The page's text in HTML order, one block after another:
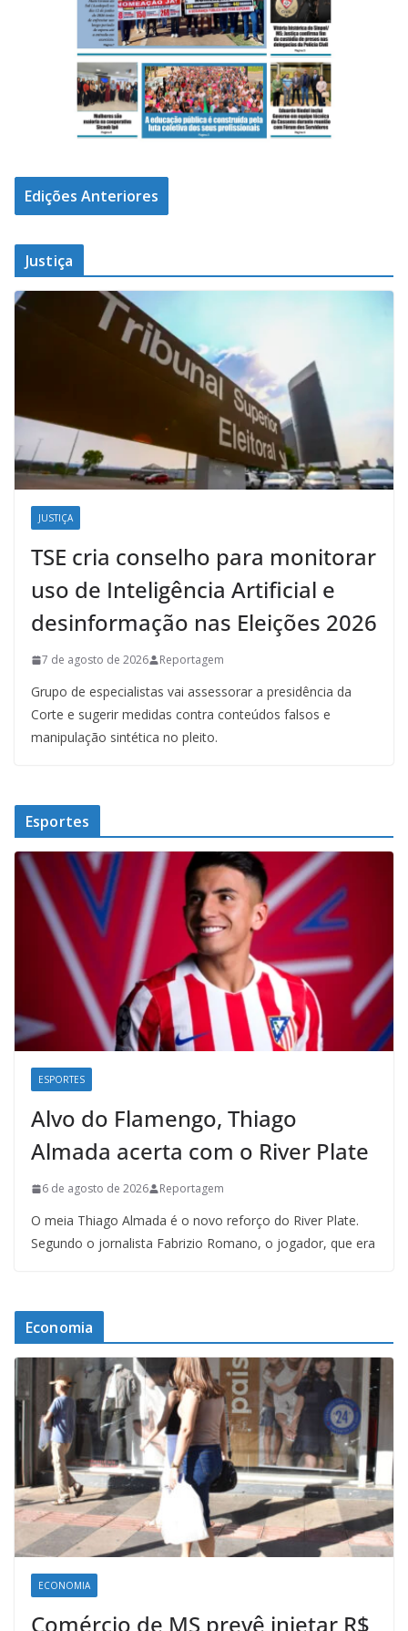
Edições Anteriores
Justiça
JUSTIÇA
TSE cria conselho para monitorar
uso de Inteligência Artificial e
desinformação nas Eleições 2026
7 de agosto de 2026 Reportagem
Grupo de especialistas vai assessorar a presidência da
Corte e sugerir medidas contra conteúdos falsos e
manipulação sintética no pleito.
Esportes
ESPORTES
Alvo do Flamengo, Thiago
Almada acerta com o River Plate
6 de agosto de 2026 Reportagem
O meia Thiago Almada é o novo reforço do River Plate.
Segundo o jornalista Fabrizio Romano, o jogador, que era
Economia
ECONOMIA
Comércio de MS prevê injetar R$